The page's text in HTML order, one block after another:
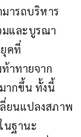
ารถบริหาร
มและบูรณา
คที่
าทายจาก
ากขึ้น ทั้งนี้
ยนแปลงสภาพ
นฐานะ